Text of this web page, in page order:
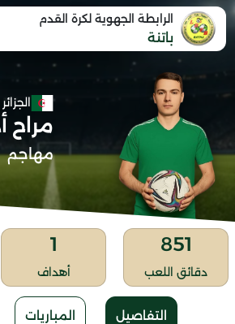
الرابطة الجهوية لكرة القدم
باتنة
الجزائر
مراح
مهاجم
851
دقائق اللعب
1
أهداف
التفاصيل المباريات